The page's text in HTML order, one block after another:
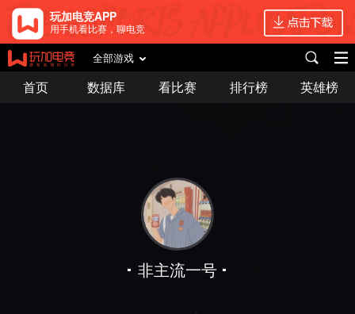
玩加电竞APP
用手机看比赛，聊电竞
全部游戏
首页 数据库 看比赛 排行榜 英雄榜
非主流一号